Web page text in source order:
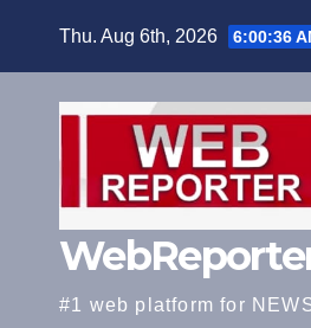
Thu. Aug 6th, 2026 6:00:37
#1 web platform for